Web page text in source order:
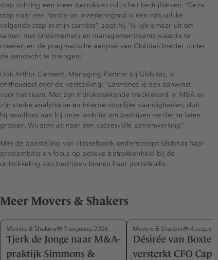
stap richting een meer betrokken rol in het bedrijfsleven: “Deze
stap naar een hands-on investeringsrol is een natuurlijke
volgende stap in mijn carrière”, zegt hij. “Ik kijk ernaar uit om
samen met ondernemers en managementteams waarde te
creëren en de pragmatische aanpak van Globitas breder onder
de aandacht te brengen.”
Ook Arthur Clement, Managing Partner bij Globitas, is
enthousiast over de versterking: “Lawrence is een aanwinst
voor het team. Met zijn indrukwekkende trackrecord in M&A en
zijn sterke analytische en interpersoonlijke vaardigheden, sluit
hij naadloos aan bij onze ambitie om bedrijven verder te laten
groeien. Wij zien uit naar een succesvolle samenwerking.”
Met de aanstelling van Hasselbaink onderstreept Globitas haar
groeiambitie en focus op actieve betrokkenheid bij de
ontwikkeling van bedrijven binnen haar portefeuille.
Meer Movers & Shakers
Movers & Shakers 5 augustus 2026
Tjerk de Jonge naar M&A-
praktijk Simmons &
Movers & Shakers 4
Désirée van Boxtel
versterkt CFO